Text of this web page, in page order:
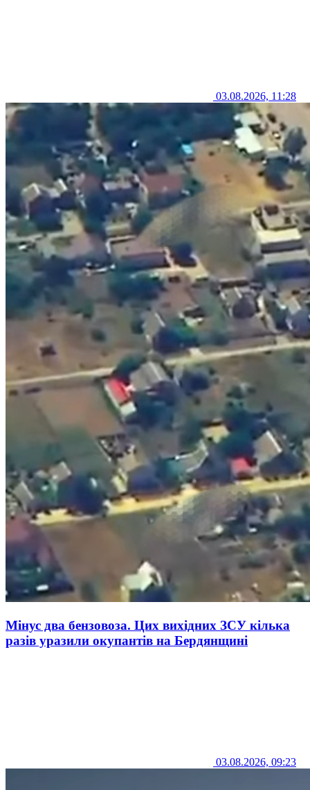
03.08.2026, 11:28
Мінус два бензовоза. Цих вихідних ЗСУ кілька
разів уразили окупантів на Бердянщині
03.08.2026, 09:23